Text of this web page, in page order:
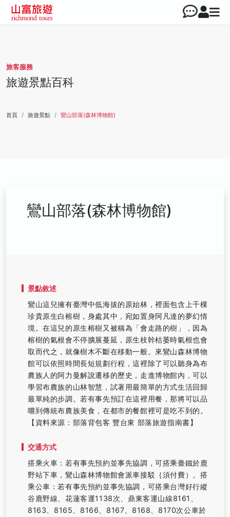
旅客服務
旅遊景點百科
首頁 旅遊景點 鸞山部落(森林博物館)
鸞山部落(森林博物館)
景點敘述
鸞山這兒擁有臺灣中低海拔的原始林，裡面包含上千棵
珍貴原生白榕樹，身處其中，宛如置身阿凡達的夢幻情
境。在這兒的原生榕樹又被稱為「會走路的樹」，因為
榕樹的氣根會不停擴展蔓延，原生枝幹枯萎時氣根也會
取而代之，就像樹木不斷在移動一般。來鸞山森林博物
館可以依照時間長短規劃行程，這裡除了可以聽身為布
農族人的阿力曼解說遷移的歷史，走進博物館內，可以
學習布農族的山林智慧，試著用最簡單的方式生活回歸
最單純的步調。若有事先預訂在這裡用餐，那將可以品
嚐到傳統布農族美食，在都市的餐館裡可是吃不到的。
【資料來源：部落背包客 豐台東 部落旅遊指南書】
交通方式
搭乘火車：若有事先預約並事先協調，可搭乘臺鐵於鹿
野站下車，鸞山森林博物館會派車接駁｛須付費）。搭
乘公車：若有事先預約並事先協調，可搭乘台灣好行縱
谷鹿野線、花蓮客運1138次、鼎東客運山線8161、
8163、8165、8166、8167、8168、8170次公車於